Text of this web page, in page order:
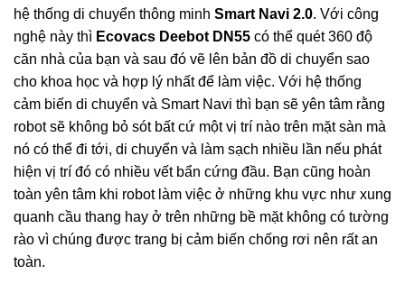
hệ thống di chuyển thông minh Smart Navi 2.0. Với công
nghệ này thì Ecovacs Deebot DN55 có thể quét 360 độ
căn nhà của bạn và sau đó vẽ lên bản đồ di chuyển sao
cho khoa học và hợp lý nhất để làm việc. Với hệ thống
cảm biến di chuyển và Smart Navi thì bạn sẽ yên tâm rằng
robot sẽ không bỏ sót bất cứ một vị trí nào trên mặt sàn mà
nó có thể đi tới, di chuyển và làm sạch nhiều lần nếu phát
hiện vị trí đó có nhiều vết bẩn cứng đầu. Bạn cũng hoàn
toàn yên tâm khi robot làm việc ở những khu vực như xung
quanh cầu thang hay ở trên những bề mặt không có tường
rào vì chúng được trang bị cảm biến chống rơi nên rất an
toàn.